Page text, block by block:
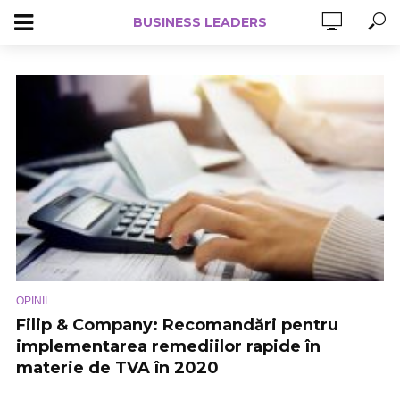
BUSINESS LEADERS
OPINII
Filip & Company: Recomandări pentru
implementarea remediilor rapide în
materie de TVA în 2020